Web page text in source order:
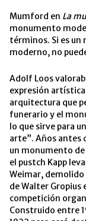
Mumford en La
monumento
términos. Si es un
moderno, no
Adolf Loos
expresión artística
arquitectura que
funerario y el
lo que sirve para
arte”. Años antes
un monumento de
el pustch Kapp
Weimar, demolido
de Walter Gropius
competición
Construido entre